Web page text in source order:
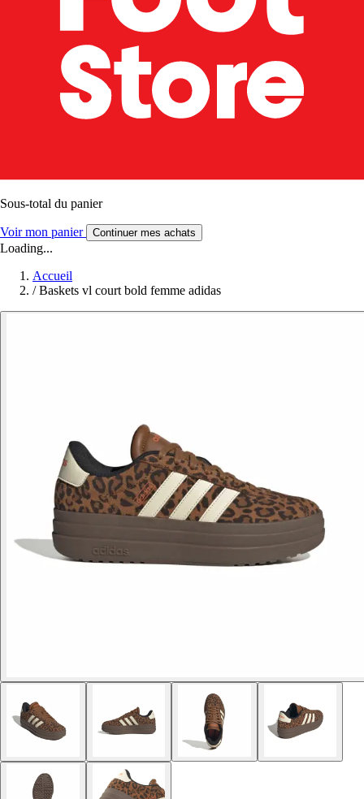
Sous-total du panier
Voir mon panier Continuer mes achats
Loading...
Accueil
/ Baskets vl court bold femme adidas